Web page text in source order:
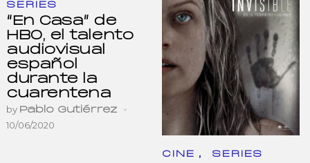
SERIES
“En Casa” de
HBO, el talento
audiovisual
español
durante la
cuarentena
by Pablo Gutiérrez
10/06/2020
CINE , SERIES